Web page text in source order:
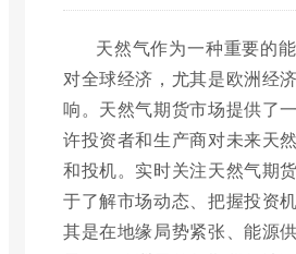
天然气作为一种重要的
对全球经济，尤其是欧洲经
响。天然气期货市场提供了
许投资者和生产商对未来天
和投机。实时关注天然气期
于了解市场动态、把握投资
其是在地缘局势紧张、能源